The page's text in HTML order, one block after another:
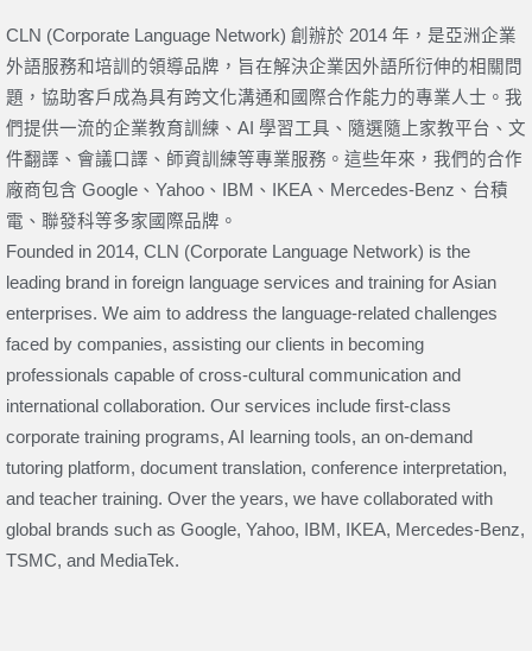
CLN (Corporate Language Network) 創辦於 2014 年，是亞洲企業
外語服務和培訓的領導品牌，旨在解決企業因外語所衍伸的相關問
題，協助客戶成為具有跨文化溝通和國際合作能力的專業人士。我
們提供一流的企業教育訓練、AI 學習工具、隨選隨上家教平台、文
件翻譯、會議口譯、師資訓練等專業服務。這些年來，我們的合作
廠商包含 Google、Yahoo、IBM、IKEA、Mercedes-Benz、台積
電、聯發科等多家國際品牌。
Founded in 2014, CLN (Corporate Language Network) is the
leading brand in foreign language services and training for Asian
enterprises. We aim to address the language-related challenges
faced by companies, assisting our clients in becoming
professionals capable of cross-cultural communication and
international collaboration. Our services include first-class
corporate training programs, AI learning tools, an on-demand
tutoring platform, document translation, conference interpretation,
and teacher training. Over the years, we have collaborated with
global brands such as Google, Yahoo, IBM, IKEA, Mercedes-Benz,
TSMC, and MediaTek.